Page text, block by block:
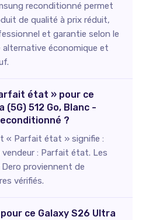
reconditionné permet
de qualité à prix réduit,
et garantie selon le
alternative économique et
état » pour ce
(5G) 512 Go, Blanc -
?
« Parfait état » signifie :
vendeur : Parfait état. Les
proviennent de
vérifiés.
ce Galaxy S26 Ultra